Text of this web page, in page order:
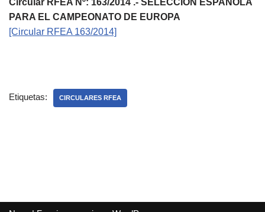
Circular RFEA Nº: 163/2014 .- SELECCIÓN ESPAÑOLA
PARA EL CAMPEONATO DE EUROPA
[Circular RFEA 163/2014]
Etiquetas: CIRCULARES RFEA